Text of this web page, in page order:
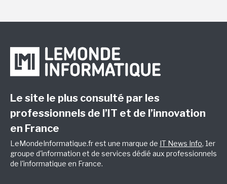
Le site le plus consulté par les
professionnels de l’IT et de l’innovation
en France
LeMondeInformatique.fr est une marque de IT News Info, 1er
groupe d'information et de services dédié aux professionnels
de l'informatique en France.